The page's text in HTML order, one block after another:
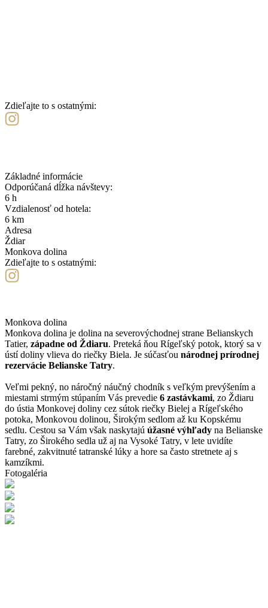
Zdieľajte to s ostatnými:
Základné informácie
Odporúčaná dĺžka návštevy:
6 h
Vzdialenosť od hotela:
6 km
Adresa
Ždiar
Monkova dolina
Zdieľajte to s ostatnými:
Monkova dolina
Monkova dolina je dolina na severovýchodnej strane Belianskych
Tatier, západne od Ždiaru. Preteká ňou Rígeľský potok, ktorý sa v
ústí doliny vlieva do riečky Biela. Je súčasťou národnej prírodnej
rezervácie Belianske Tatry.
Veľmi pekný, no náročný náučný chodník s veľkým prevýšením a
miestami strmým stúpaním Vás prevedie 6 zastávkami, zo Ždiaru
do ústia Monkovej doliny cez sútok riečky Bielej a Rígeľského
potoka, Monkovou dolinou, Širokým sedlom až ku Kopskému
sedlu. Cestou sa Vám však naskytajú úžasné výhľady na Belianske
Tatry, zo Širokého sedla už aj na Vysoké Tatry, v lete uvidíte
farebné, zakvitnuté tatranské lúky a hore sa často stretnete aj s
kamzíkmi.
Fotogaléria